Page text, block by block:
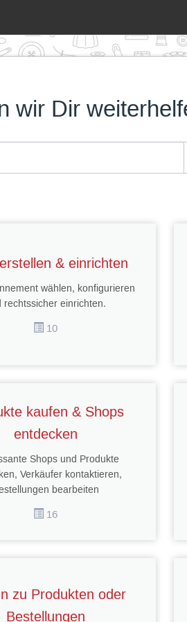
wir Dir
& einrichten
wählen, konfigurieren
rechtssicher einrichten.
10
kaufen & Shops
entdecken
Shops und Produkte
Verkäufer kontaktieren,
bearbeiten
16
zu Produkten oder
Bestellungen